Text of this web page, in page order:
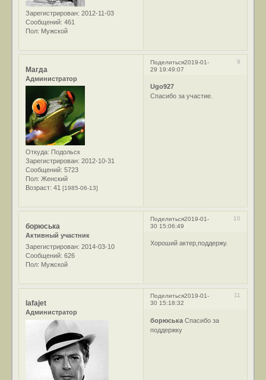
Зарегистрирован: 2012-11-03
Сообщений: 461
Пол: Мужской
Поделиться 9
2019-01-
29 19:49:07
Магда
Администратор
Откуда: Подольск
Зарегистрирован: 2012-10-31
Сообщений: 5723
Пол: Женский
Возраст: 41[1985-06-13]
Ugo927
Спасибо за участие.
Поделиться 10
2019-01-
30 15:06:49
борюська
Активный участник
Зарегистрирован: 2014-03-10
Сообщений: 626
Пол: Мужской
Хороший актер,поддержу.
Поделиться 11
2019-01-
30 15:18:32
lafajet
Администратор
борюська Спасибо за
поддержку